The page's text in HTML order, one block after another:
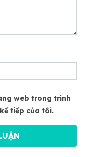
web trong trình
tiếp của tôi.